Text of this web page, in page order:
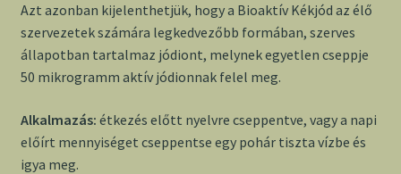
Azt azonban kijelenthetjük, hogy a Bioaktív Kékjód az élő
szervezetek számára legkedvezőbb formában, szerves
állapotban tartalmaz jódiont, melynek egyetlen cseppje
50 mikrogramm aktív jódionnak felel meg.
Alkalmazás: étkezés előtt nyelvre cseppentve, vagy a napi
előírt mennyiséget cseppentse egy pohár tiszta vízbe és
igya meg.